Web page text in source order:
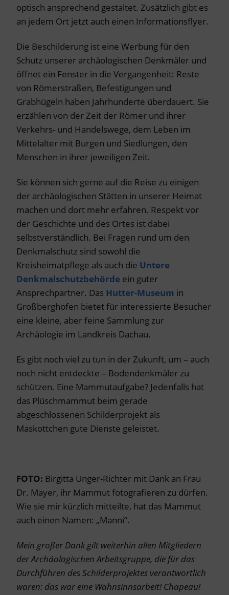
optisch ansprechend gestaltet. Zusätzlich gibt es
an jedem Ort jetzt auch einen Informationsflyer.
Die Beschilderung ist eine Werbung für den
Schutz unserer archäologischen Denkmäler und
öffnet ein Fenster in die Vergangenheit: Reste
von Römerstraßen, Befestigungen und
Grabhügeln haben Jahrhunderte überdauert. Sie
erzählen von der Zeit der Römer und ihrer
Verkehrs- und Handelswege, dem Leben im
Mittelalter mit Burgen und Siedlungen, den
Menschen in ihrer jeweiligen Zeit.
Sie können sich gerne auf die Reise zu einigen
der archäologischen Stätten in unserer Heimat
machen und dort mehr erfahren. Respekt vor
der Geschichte und des Ortes ist dabei
selbstverständlich. Bei Fragen rund um den
Denkmalschutz sind sowohl die
Kreisheimatpflege als auch die Untere
Denkmalschutzbehörde ein guter
Ansprechpartner. Das Hutter-Museum in
Großberghofen bietet für interessierte Besucher
eine kleine, aber feine Sammlung zur
Archäologie im Landkreis Dachau.
Es gibt noch viel zu tun in der Zukunft, um – auch
noch nicht entdeckte – Bodendenkmäler zu
schützen. Eine Mammutaufgabe? Jedenfalls hat
das Plüschmammut beim gerade
abgeschlossenen Schilderprojekt als
Maskottchen gute Dienste geleistet.
FOTO: Birgitta Unger-Richter mit Dank an Frau
Dr. Mayer, ihr Mammut fotografieren zu dürfen.
Wie sie mir kürzlich mitteilte, hat das Mammut
auch einen Namen: „Manni“.
Mein großer Dank gilt weiterhin allen Mitgliedern
der Archäologischen Arbeitsgruppe, die für das
Durchführen des Schilderprojektes verantwortlich
waren: das war eine Wahnsinnsarbeit! Chapeau!